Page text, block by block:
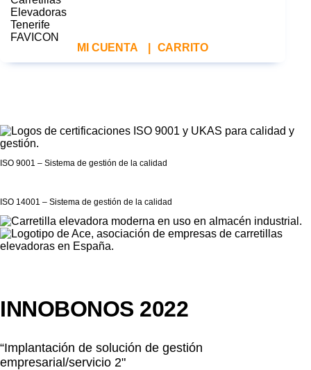
MI CUENTA CARRITO
ISO 9001 – Sistema de gestión de la calidad
ISO 14001 – Sistema de gestión de la calidad
INNOBONOS 2022
“Implantación de solución de gestión
empresarial/servicio 2"